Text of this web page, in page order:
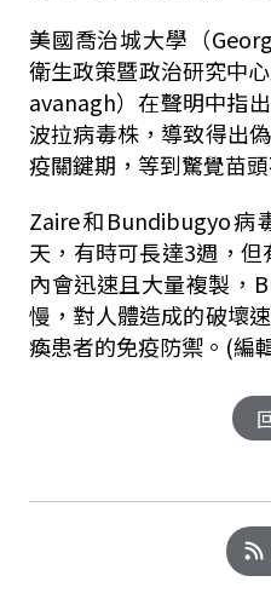
美國喬治城大學（
衛生政策暨政治研究中
avanagh）在聲明中指
波拉病毒株，導致得出
疫關鍵期，等到驚覺苗
Zaire和Bundibugyo病
天，有時可長達3週，
內會迅速且大量複製，
慢，對人體造成的破壞
瘓患者的免疫防禦。(編